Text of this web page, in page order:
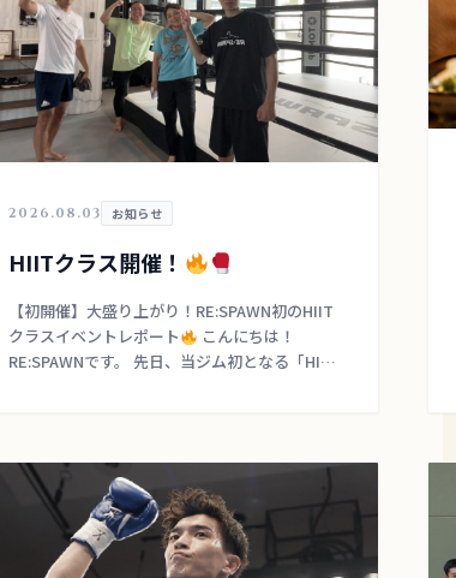
2026.08.03 お知らせ
HIITクラス開催！
【初開催】大盛り上がり！RE:SPAWN初のHIIT
クラスイベントレポート
こんにちは！
RE:SPAWNです。 先日、当ジム初となる「HIIT